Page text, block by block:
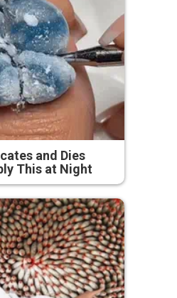
and Dies
This at Night